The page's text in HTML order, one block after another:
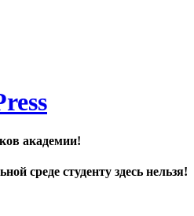
академии!
среде студенту здесь нельзя!